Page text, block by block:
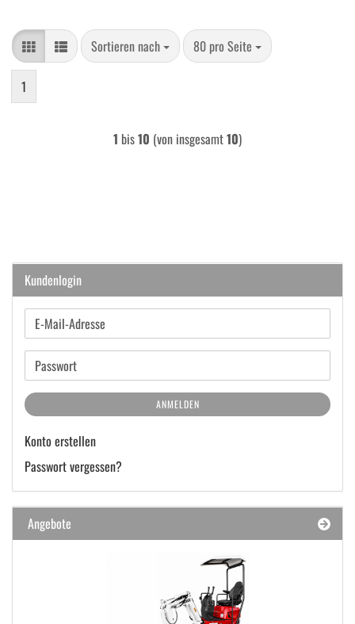
Sortieren nach
Sortieren nach 80 pro Seite
pro Seite
1
1 bis10 (von insgesamt10)
Kundenlogin
E-
Mail-
Adresse
Passwort
ANMELDEN
Konto erstellen
Passwort vergessen?
Angebote